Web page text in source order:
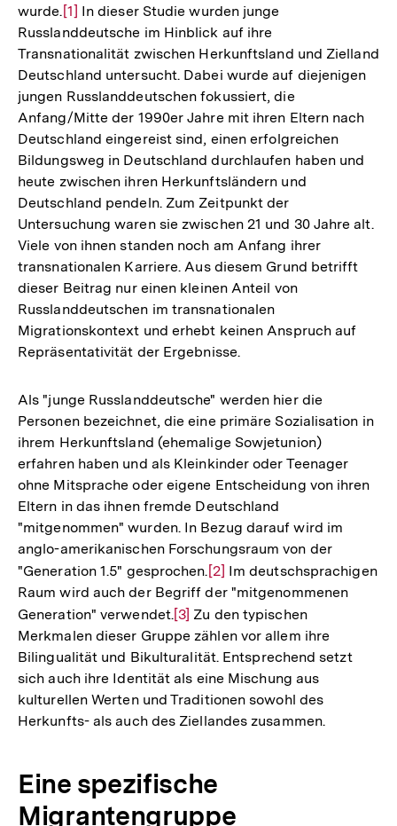
wurde. Zur
Auflösung
der
Fußnote
[1] In dieser Studie wurden junge
Russlanddeutsche im Hinblick auf ihre
Transnationalität zwischen Herkunftsland und Zielland
Deutschland untersucht. Dabei wurde auf diejenigen
jungen Russlanddeutschen fokussiert, die
Anfang/Mitte der 1990er Jahre mit ihren Eltern nach
Deutschland eingereist sind, einen erfolgreichen
Bildungsweg in Deutschland durchlaufen haben und
heute zwischen ihren Herkunftsländern und
Deutschland pendeln. Zum Zeitpunkt der
Untersuchung waren sie zwischen 21 und 30 Jahre alt.
Viele von ihnen standen noch am Anfang ihrer
transnationalen Karriere. Aus diesem Grund betrifft
dieser Beitrag nur einen kleinen Anteil von
Russlanddeutschen im transnationalen
Migrationskontext und erhebt keinen Anspruch auf
Repräsentativität der Ergebnisse.
Als "junge Russlanddeutsche" werden hier die
Personen bezeichnet, die eine primäre Sozialisation in
ihrem Herkunftsland (ehemalige Sowjetunion)
erfahren haben und als Kleinkinder oder Teenager
ohne Mitsprache oder eigene Entscheidung von ihren
Eltern in das ihnen fremde Deutschland
"mitgenommen" wurden. In Bezug darauf wird im
anglo-amerikanischen Forschungsraum von der
"Generation 1.5" gesprochen. Zur
Auflösung
der
Fußnote
[2] Im deutschsprachigen
Raum wird auch der Begriff der "mitgenommenen
Generation" verwendet.Zur
Auflösung
der
Fußnote
[3] Zu den typischen
Merkmalen dieser Gruppe zählen vor allem ihre
Bilingualität und Bikulturalität. Entsprechend setzt
sich auch ihre Identität als eine Mischung aus
kulturellen Werten und Traditionen sowohl des
Herkunfts- als auch des Ziellandes zusammen.
Eine spezifische
Migrantengruppe